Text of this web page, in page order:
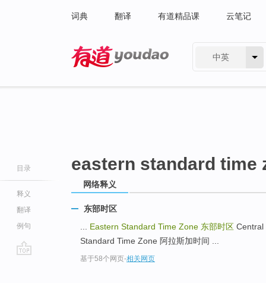
词典 翻译 有道精品课 云笔记
中英
目录
释义
翻译
例句
eastern standard time
网络释义
东部时区
Eastern Standard Time Zone 东部时区 Central
Standard Time Zone 阿拉斯加时间 ...
基于58个网页-相关网页